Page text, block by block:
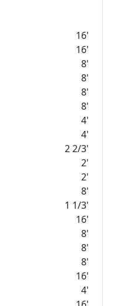
16'
16'
8'
8'
8'
8'
4'
4'
2 2/3'
2'
2'
8'
1 1/3'
16'
8'
8'
8'
16'
4'